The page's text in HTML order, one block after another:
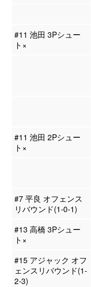
#11 池田 3Pシュー
ト×
#11 池田 2Pシュー
ト×
#7 平良 オフェンス
リバウンド(1-0-1)
#13 高橋 3Pシュー
ト×
#15 アジャック オフ
ェンスリバウンド(1-
2-3)